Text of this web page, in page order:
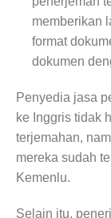
memberikan
format
dokumen
Penyedia jasa
ke Inggris tidak
terjemahan,
mereka sudah
Kemenlu.
Selain itu,